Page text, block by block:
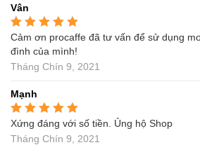
Vân
Được xếp hạng5 5
sao
Cảm ơn procaffe đã tư vấn để sử dụng
đình của mình!
Tháng Chín 9, 2021
Mạnh
Được xếp hạng55
sao
Xứng đáng với số tiền. Ủng hộ Shop
Tháng Chín 9, 2021